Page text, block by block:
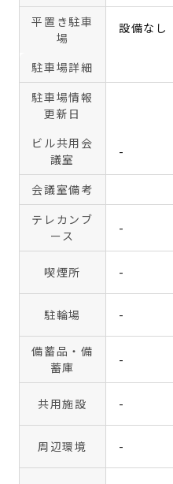
平置き駐車
場
設備なし
駐車場詳細
駐車場情報
更新日
ビル共用会
議室
-
会議室備考
テレカンブ
ース
-
喫煙所 -
駐輪場 -
備蓄品・備
蓄庫
-
共用施設 -
周辺環境 -